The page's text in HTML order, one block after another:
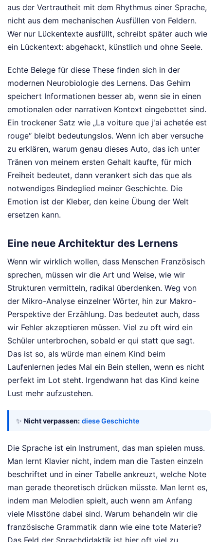
aus der Vertrautheit mit dem Rhythmus einer Sprache,
nicht aus dem mechanischen Ausfüllen von Feldern.
Wer nur Lückentexte ausfüllt, schreibt später auch wie
ein Lückentext: abgehackt, künstlich und ohne Seele.
Echte Belege für diese These finden sich in der
modernen Neurobiologie des Lernens. Das Gehirn
speichert Informationen besser ab, wenn sie in einen
emotionalen oder narrativen Kontext eingebettet sind.
Ein trockener Satz wie „La voiture que j'ai achetée est
rouge“ bleibt bedeutungslos. Wenn ich aber versuche
zu erklären, warum genau dieses Auto, das ich unter
Tränen von meinem ersten Gehalt kaufte, für mich
Freiheit bedeutet, dann verankert sich das que als
notwendiges Bindeglied meiner Geschichte. Die
Emotion ist der Kleber, den keine Übung der Welt
ersetzen kann.
Eine neue Architektur des Lernens
Wenn wir wirklich wollen, dass Menschen Französisch
sprechen, müssen wir die Art und Weise, wie wir
Strukturen vermitteln, radikal überdenken. Weg von
der Mikro-Analyse einzelner Wörter, hin zur Makro-
Perspektive der Erzählung. Das bedeutet auch, dass
wir Fehler akzeptieren müssen. Viel zu oft wird ein
Schüler unterbrochen, sobald er qui statt que sagt.
Das ist so, als würde man einem Kind beim
Laufenlernen jedes Mal ein Bein stellen, wenn es nicht
perfekt im Lot steht. Irgendwann hat das Kind keine
Lust mehr aufzustehen.
✨ Nicht verpassen: diese Geschichte
Die Sprache ist ein Instrument, das man spielen muss.
Man lernt Klavier nicht, indem man die Tasten einzeln
beschriftet und in einer Tabelle ankreuzt, welche Note
man gerade theoretisch drücken müsste. Man lernt es,
indem man Melodien spielt, auch wenn am Anfang
viele Misstöne dabei sind. Warum behandeln wir die
französische Grammatik dann wie eine tote Materie?
Das Feld der Sprachdidaktik ist hier oft viel zu